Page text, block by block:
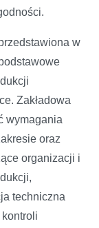
w
Zakładowa
wymagania
oraz
organizacji i
techniczna